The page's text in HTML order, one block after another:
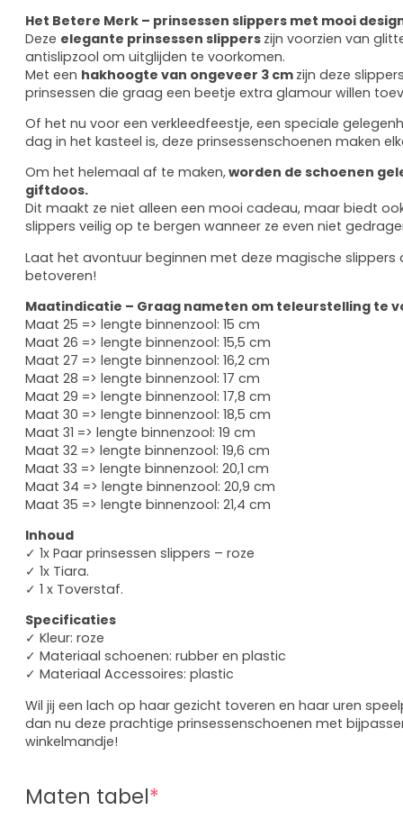
Het Betere Merk – prinsessen slippers met mooi
Deze elegante prinsessen slippers zijn voorzien van
antislipzool om uitglijden te voorkomen.
Met een hakhoogte van ongeveer 3 cm zijn deze
prinsessen die graag een beetje extra glamour willen
Of het nu voor een verkleedfeestje, een speciale
dag in het kasteel is, deze prinsessenschoenen maken
Om het helemaal af te maken,worden de schoenen
giftdoos.
Dit maakt ze niet alleen een mooi cadeau, maar biedt
slippers veilig op te bergen wanneer ze even niet
Laat het avontuur beginnen met deze magische slippers
betoveren!
Maatindicatie – Graag nameten om teleurstelling te
Maat 25 => lengte binnenzool: 15 cm
Maat 26 => lengte binnenzool: 15,5 cm
Maat 27 => lengte binnenzool: 16,2 cm
Maat 28 => lengte binnenzool: 17 cm
Maat 29 => lengte binnenzool: 17,8 cm
Maat 30 => lengte binnenzool: 18,5 cm
Maat 31 => lengte binnenzool: 19 cm
Maat 32 => lengte binnenzool: 19,6 cm
Maat 33 => lengte binnenzool: 20,1 cm
Maat 34 => lengte binnenzool: 20,9 cm
Maat 35 => lengte binnenzool: 21,4 cm
Inhoud
✓ 1x Paar prinsessen slippers – roze
✓ 1x Tiara.
✓ 1 x Toverstaf.
Specificaties
✓ Kleur: roze
✓ Materiaal schoenen: rubber en plastic
✓ Materiaal Accessoires: plastic
Wil jij een lach op haar gezicht toveren en haar uren
dan nu deze prachtige prinsessenschoenen met
winkelmandje!
Maten tabel*